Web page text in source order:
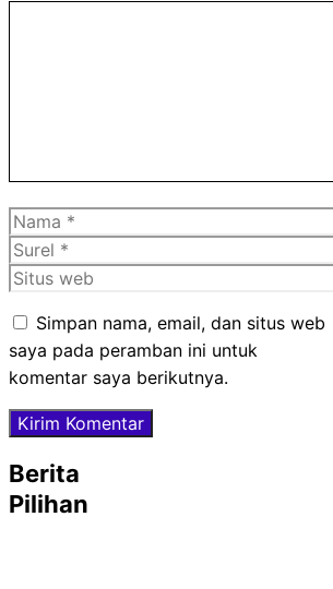
Nama
Surel
Situs
Simpan nama, email, dan situs web
saya pada peramban ini untuk
komentar saya berikutnya.
Berita
Pilihan